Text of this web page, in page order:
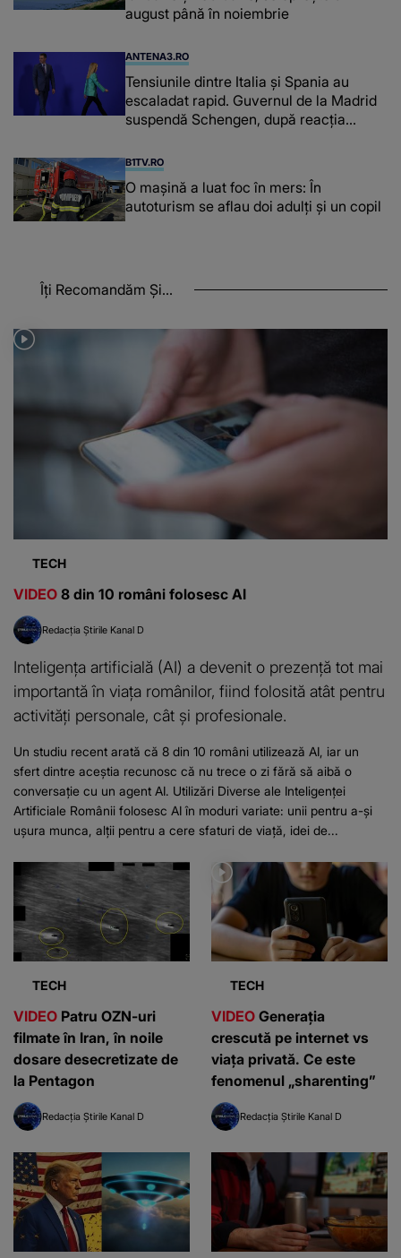
august până în noiembrie
ANTENA3.RO
Tensiunile dintre Italia și Spania au
escaladat rapid. Guvernul de la Madrid
suspendă Schengen, după reacția
B1TV.RO
O maşină a luat foc în mers: În
autoturism se aflau doi adulți și un copil
Îți Recomandăm Și...
TECH
VIDEO 8 din 10 români folosesc AI
Redacția Știrile Kanal D
Inteligența artificială (AI) a devenit o prezență tot mai
importantă în viața românilor, fiind folosită atât pentru
activități personale, cât și profesionale.
Un studiu recent arată că 8 din 10 români utilizează AI, iar un
sfert dintre aceștia recunosc că nu trece o zi fără să aibă o
conversație cu un agent AI. Utilizări Diverse ale Inteligenței
Artificiale Românii folosesc AI în moduri variate: unii pentru a-și
ușura munca, alții pentru a cere sfaturi de viață, idei de...
TECH
VIDEO Patru OZN-uri
filmate în Iran, în noile
dosare desecretizate de
la Pentagon
Redacția Știrile Kanal D
TECH
VIDEO Generația
crescută pe internet vs
viața privată. Ce este
fenomenul „sharenting”
Redacția Știrile Kanal D